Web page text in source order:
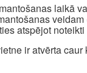
laikā
atspējot
ir atvērta